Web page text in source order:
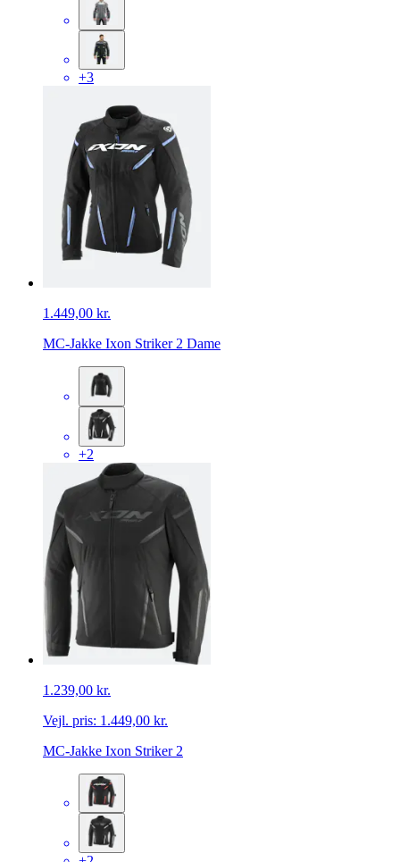
+3
1.449,00 kr.
MC-Jakke Ixon Striker 2 Dame
+2
1.239,00 kr.
Vejl. pris: 1.449,00 kr.
MC-Jakke Ixon Striker 2